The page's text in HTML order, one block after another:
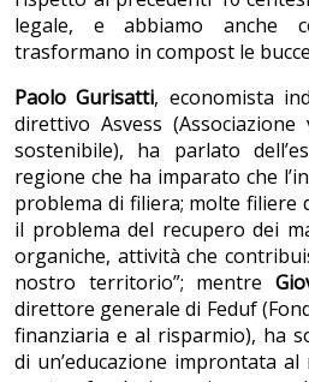
legale, e abbiamo anche
trasformano in compost le
Paolo Gurisatti, economista
direttivo Asvess
sostenibile), ha parlato
regione che ha imparato che
problema di filiera; molte filiere
il problema del recupero dei
organiche, attività che
nostro territorio”; mentre
direttore generale di Feduf
finanziaria e al risparmio), ha
di un’educazione improntata